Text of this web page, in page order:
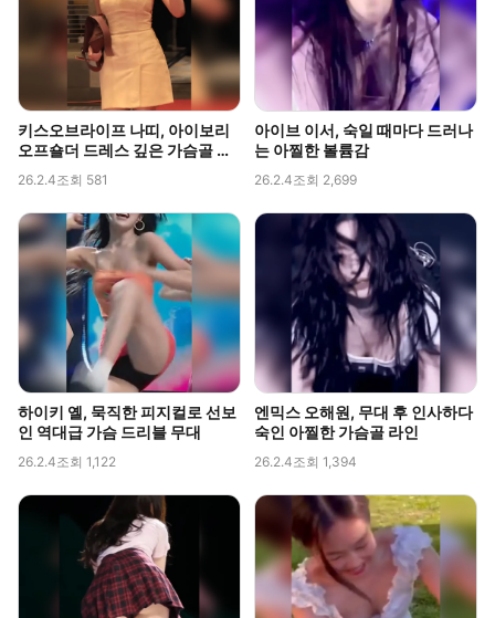
키스오브라이프 나띠, 아이보리
오프숄더 드레스 깊은 가슴골 라
26.2.4조회 581
아이브 이서, 숙일 때마다 드러나
는 아찔한 볼륨감
26.2.4조회 2,699
하이키 옐, 묵직한 피지컬로 선보
인 역대급 가슴 드리블 무대
26.2.4조회 1,122
엔믹스 오해원, 무대 후 인사하다
숙인 아찔한 가슴골 라인
26.2.4조회 1,394